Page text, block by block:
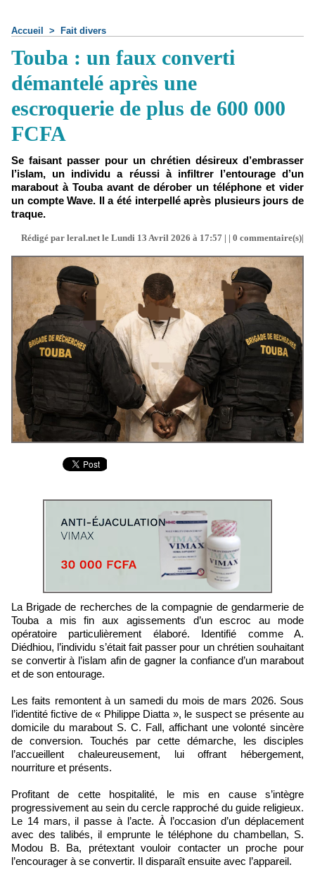
Accueil > Fait divers
Touba : un faux converti
démantelé après une
escroquerie de plus de 600 000
FCFA
Se faisant passer pour un chrétien désireux d’embrasser
l’islam, un individu a réussi à infiltrer l’entourage d’un
marabout à Touba avant de dérober un téléphone et vider
un compte Wave. Il a été interpellé après plusieurs jours de
traque.
Rédigé par leral.net le Lundi 13 Avril 2026 à 17:57 | | 0 commentaire(s)|
La Brigade de recherches de la compagnie de gendarmerie de
Touba a mis fin aux agissements d’un escroc au mode
opératoire particulièrement élaboré. Identifié comme A.
Diédhiou, l’individu s’était fait passer pour un chrétien souhaitant
se convertir à l’islam afin de gagner la confiance d’un marabout
et de son entourage.
Les faits remontent à un samedi du mois de mars 2026. Sous
l’identité fictive de « Philippe Diatta », le suspect se présente au
domicile du marabout S. C. Fall, affichant une volonté sincère
de conversion. Touchés par cette démarche, les disciples
l’accueillent chaleureusement, lui offrant hébergement,
nourriture et présents.
Profitant de cette hospitalité, le mis en cause s’intègre
progressivement au sein du cercle rapproché du guide religieux.
Le 14 mars, il passe à l’acte. À l’occasion d’un déplacement
avec des talibés, il emprunte le téléphone du chambellan, S.
Modou B. Ba, prétextant vouloir contacter un proche pour
l’encourager à se convertir. Il disparaît ensuite avec l’appareil.